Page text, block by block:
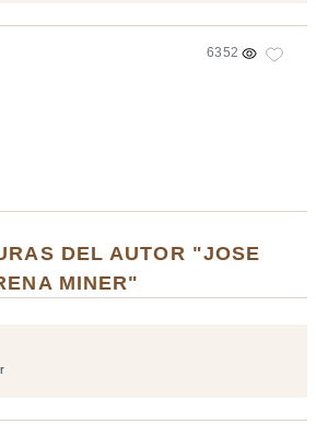
6352
DEL AUTOR "JOSE
MINER"